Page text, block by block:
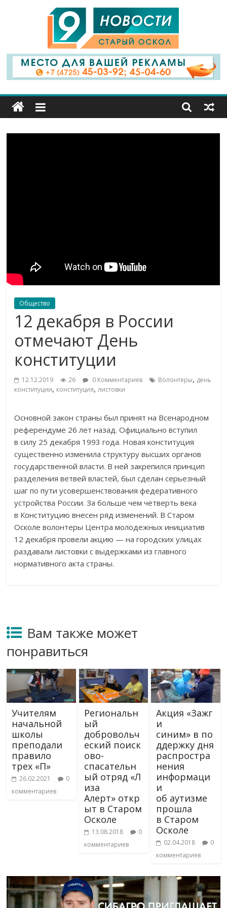
9
Канал
Старый
Общество
12 декабря в России
отмечают День
конституции
12.12.2019 26 0 Комментариев Волонтеры, день
конституции, конституция,листовки
Основной закон страны был принят на Всенародном
референдуме 26 лет назад. Официально вступил
в силу 25 декабря 1993 года. Новая конституция
существенно изменила структуру высших органов
государственной власти. В ней закрепился принцип
разделения ветвей властей, был сделан серьезный
шаг по пути усовершенствования федеративного
устройства России. За больше чем четверть века
в Конституцию внесен ряд изменений. В Старом
Осколе волонтеры Центра молодежных инициатив
12 декабря провели акцию — на городских улицах
раздавали листовки с выдержками из главного
нормативного акта страны.
Вам также может
понравиться
Учителям
начальной
школы
преподали
правило
трех «П»
26.02.2021
0
комментариев
Региональн
ый
добровольч
еский поиск
ово-
спасательн
ый отряд «Л
иза
Алерт» откр
ыт в Старом
Осколе
13.08.2018
0
комментариев
Акция «Зажг
и
синим» в по
ддержку дня
распростра
нения
информаци
и
об аутизме
прошла
в Старом
Осколе
02.04.2018
0
комментариев